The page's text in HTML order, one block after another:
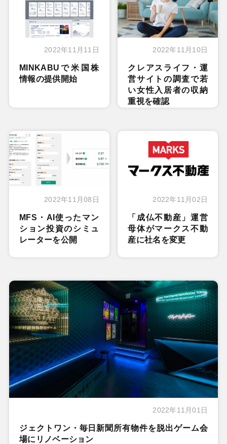
2022年11月11日
MINKABUで米国株
情報の提供開始
2022年11月10日
クレアスライフ・運
営サイトの調査で若
い女性入居者の収納
重視を確認
2022年11月08日
MFS・AI使ったマン
ション投資のシミュ
レーターを公開
2022年11月02日
「成仏不動産」運営
母体がマークス不動
産に社名を変更
2022年11月01日
ジェクトワン・毎日新聞所有物件を脱出ゲーム会
場にリノベーション